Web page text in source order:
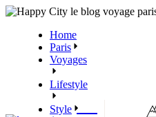
Skip
Home
Paris
Voyages
Lifestyle
Style